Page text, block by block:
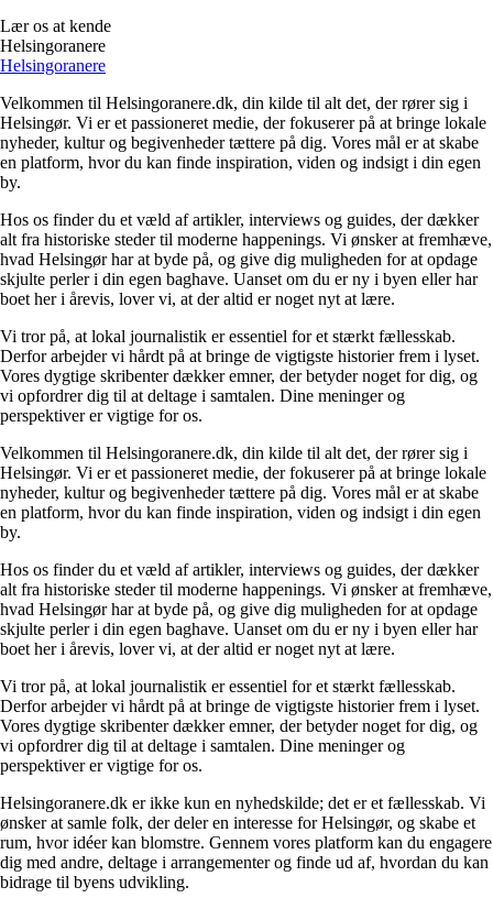
Lær os at kende
Helsingoranere
Helsingoranere
Velkommen til Helsingoranere.dk, din kilde til alt det, der rører sig i
Helsingør. Vi er et passioneret medie, der fokuserer på at bringe lokale
nyheder, kultur og begivenheder tættere på dig. Vores mål er at skabe
en platform, hvor du kan finde inspiration, viden og indsigt i din egen
by.
Hos os finder du et væld af artikler, interviews og guides, der dækker
alt fra historiske steder til moderne happenings. Vi ønsker at fremhæve,
hvad Helsingør har at byde på, og give dig muligheden for at opdage
skjulte perler i din egen baghave. Uanset om du er ny i byen eller har
boet her i årevis, lover vi, at der altid er noget nyt at lære.
Vi tror på, at lokal journalistik er essentiel for et stærkt fællesskab.
Derfor arbejder vi hårdt på at bringe de vigtigste historier frem i lyset.
Vores dygtige skribenter dækker emner, der betyder noget for dig, og
vi opfordrer dig til at deltage i samtalen. Dine meninger og
perspektiver er vigtige for os.
Velkommen til Helsingoranere.dk, din kilde til alt det, der rører sig i
Helsingør. Vi er et passioneret medie, der fokuserer på at bringe lokale
nyheder, kultur og begivenheder tættere på dig. Vores mål er at skabe
en platform, hvor du kan finde inspiration, viden og indsigt i din egen
by.
Hos os finder du et væld af artikler, interviews og guides, der dækker
alt fra historiske steder til moderne happenings. Vi ønsker at fremhæve,
hvad Helsingør har at byde på, og give dig muligheden for at opdage
skjulte perler i din egen baghave. Uanset om du er ny i byen eller har
boet her i årevis, lover vi, at der altid er noget nyt at lære.
Vi tror på, at lokal journalistik er essentiel for et stærkt fællesskab.
Derfor arbejder vi hårdt på at bringe de vigtigste historier frem i lyset.
Vores dygtige skribenter dækker emner, der betyder noget for dig, og
vi opfordrer dig til at deltage i samtalen. Dine meninger og
perspektiver er vigtige for os.
Helsingoranere.dk er ikke kun en nyhedskilde; det er et fællesskab. Vi
ønsker at samle folk, der deler en interesse for Helsingør, og skabe et
rum, hvor idéer kan blomstre. Gennem vores platform kan du engagere
dig med andre, deltage i arrangementer og finde ud af, hvordan du kan
bidrage til byens udvikling.